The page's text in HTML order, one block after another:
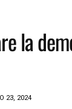
la
23, 2024